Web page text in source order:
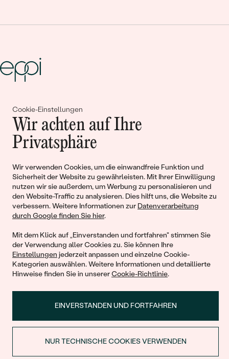
Cookie-Einstellungen
Wir achten auf Ihre
Privatsphäre
Wir verwenden Cookies, um die einwandfreie Funktion und
Sicherheit der Website zu gewährleisten. Mit Ihrer Einwilligung
nutzen wir sie außerdem, um Werbung zu personalisieren und
den Website-Traffic zu analysieren. Dies hilft uns, die Website zu
verbessern. Weitere Informationen zur Datenverarbeitung
durch Google finden Sie hier.
Mit dem Klick auf „Einverstanden und fortfahren" stimmen Sie
der Verwendung aller Cookies zu. Sie können Ihre
Einstellungen jederzeit anpassen und einzelne Cookie-
Kategorien auswählen. Weitere Informationen und detaillierte
Hinweise finden Sie in unsererCookie-Richtlinie.
EINVERSTANDEN UND FORTFAHREN
NUR TECHNISCHE COOKIES VERWENDEN
Gemeinsam erschaffen wir
Geschichten von Schönheit und
Liebe
Begleiten Sie uns!
© 2011 - 2026, Eppi.de